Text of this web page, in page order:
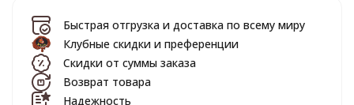
Быстрая отгрузка и доставка по всему миру
Клубные скидки и преференции
Скидки от суммы заказа
Возврат товара
Надежность